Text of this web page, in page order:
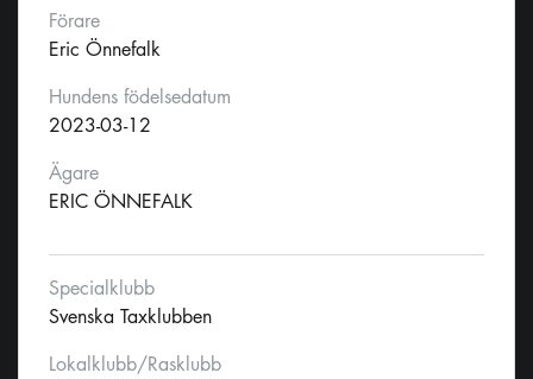
Förare
Eric Önnefalk
Hundens födelsedatum
2023-03-12
Ägare
ERIC ÖNNEFALK
Specialklubb
Svenska Taxklubben
Lokalklubb/Rasklubb